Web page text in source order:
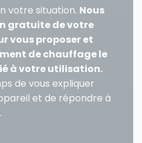
votre situation. Nous
gratuite de votre
vous proposer et
de chauffage le
à votre utilisation.
de vous expliquer
et de répondre à